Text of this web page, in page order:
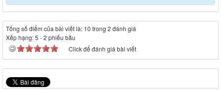
Tổng số điểm của bài viết là: 10 trong 2 đánh giá
Xếp hạng:5 -2 phiếu bầu
Click để đánh giá bài viết